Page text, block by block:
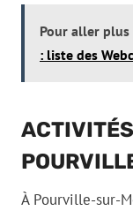
Pour aller
: liste des
À Pourville-sur-